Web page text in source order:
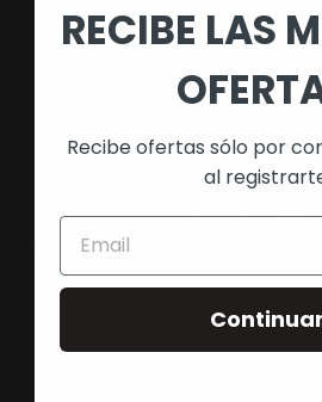
913 920
687 539
SÍGUENOS
RECIBE LAS
Recibe ofertas sólo por
al
Continuar